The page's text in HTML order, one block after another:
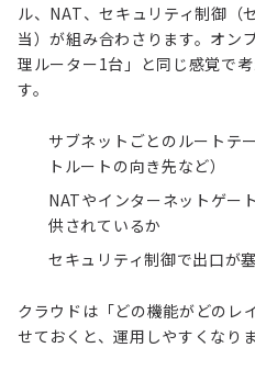
ル、NAT、セキュリティ制御（
当）が組み合わさります。オン
理ルーター1台」と同じ感覚で
す。
サブネットごとのルートテ
トルートの向き先など）
NATやインターネットゲー
供されているか
セキュリティ制御で出口が
クラウドは「どの機能がどのレ
せておくと、運用しやすくなりま